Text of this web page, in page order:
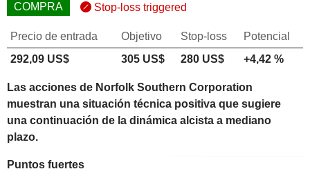
COMPRA Stop-loss triggered
Precio de entrada Objetivo Stop-loss
Potencial
292,09 US$
305 US$ 280 US$ +4,42 %
Las acciones de Norfolk Southern Corporation
muestran una situación técnica positiva que sugiere
una continuación de la dinámica alcista a mediano
plazo.
Puntos fuertes